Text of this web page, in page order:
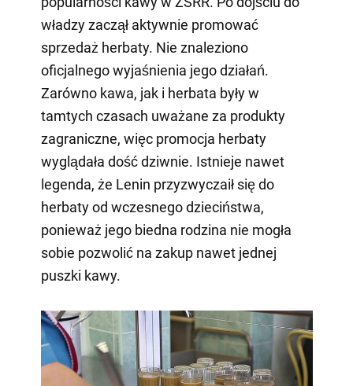
władzy zaczął aktywnie promować
sprzedaż herbaty. Nie znaleziono
oficjalnego wyjaśnienia jego działań.
Zarówno kawa, jak i herbata były w
tamtych czasach uważane za produkty
zagraniczne, więc promocja herbaty
wyglądała dość dziwnie. Istnieje nawet
legenda, że Lenin przyzwyczaił się do
herbaty od wczesnego dzieciństwa,
ponieważ jego biedna rodzina nie mogła
sobie pozwolić na zakup nawet jednej
puszki kawy.